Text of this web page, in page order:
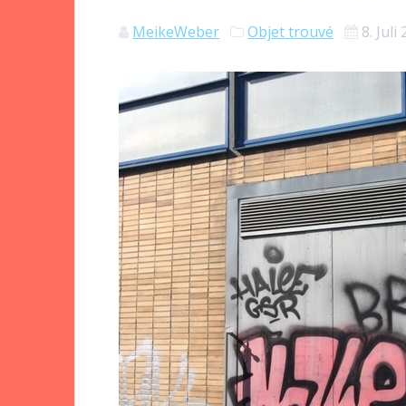
MeikeWeber Objet trouvé 8. Juli